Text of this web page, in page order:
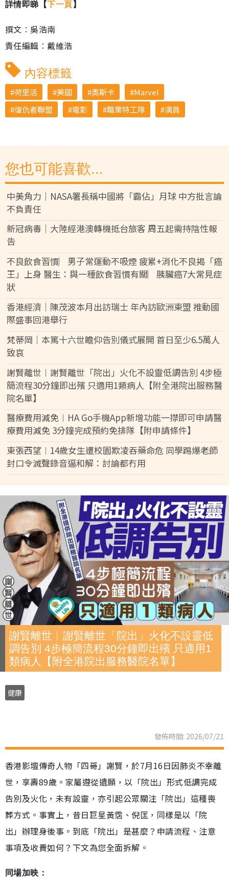
詳情即睇【下一頁 】
撰文︰吳浩南
責任編輯︰戴維浩
內容標籤
荷里活 美國 奧斯卡
Marvel
復仇者聯盟
電影 職業特工隊 演員
您也可能喜歡...
中美角力｜NASA署長稱中國將「霸佔」月球 中方批言論
不負責任
新冠病毒｜大陸經港澳轉機抵台旅客 周五起需持陰性報
告
不良飲食習慣︳男子常運動不吸煙 疲累+消化不良揭「癌
王」上身 醫生：與一種飲食習慣有關︳胰臟癌7大常見症
狀
香港經濟｜陳茂波本月出訪瑞士 年內訪歐洲東盟 推動國
際盛事回港舉行
梵蒂岡｜本篤十六世瞻仰告別儀式展開 首日至少6.5萬人
致哀
謝賢離世︱謝賢離世「院出」火化不設靈低調告別 4步極
簡流程30分鐘即出殯 只適用1類病人【附全港院出服務醫
院名單】
醫療費用減免︱HA Go手機App新增功能一㩒即可申請醫
療費用減免 3分鐘完成預約免排隊【附申請條件】
東張西望︱14歲女生遭校園欺凌吞藥命危 同學踢爆老師
封口令滅聲錄音逼和解：討論都冇用
謝賢離世︱謝賢離世「院出」火化不設靈低
調告別 4步極簡流程30分鐘即出殯 只適用1
類病人【附全港院出服務醫院名單】
健康
發佈時間: 2026/07/21
香港影壇傳奇人物「四哥」謝賢，於7月16日因肺炎不幸離
世，享壽89歲。家屬遵從遺願，以「院出」形式低調完成
告別及火化，未有設靈，亦引起公眾關注「院出」這種喪
葬方式。事實上，昔日巨星黃霑、倪匡，同樣是以「院
出」辦理身後事。到底「院出」是甚麼？申請流程、注意
事項及收費如何？下文為您全面拆解。
同場加映：